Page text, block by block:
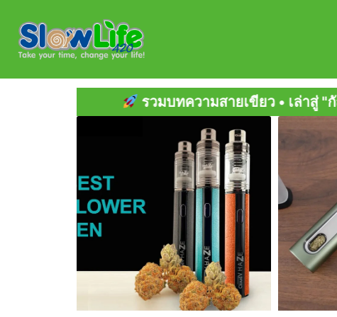
content
ความสายเขียว • เล่าสู่ "กัญ" ฟัง • ข่าวสารต่างประเ